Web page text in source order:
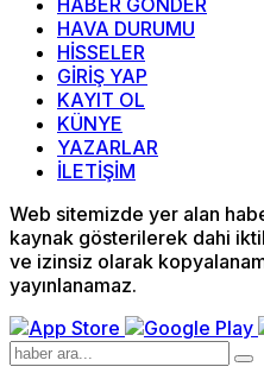
HABER GÖNDER
HAVA DURUMU
HİSSELER
GİRİŞ YAP
KAYIT OL
KÜNYE
YAZARLAR
İLETİŞİM
Web sitemizde yer alan
kaynak gösterilerek dahi
ve izinsiz olarak
yayınlanamaz.